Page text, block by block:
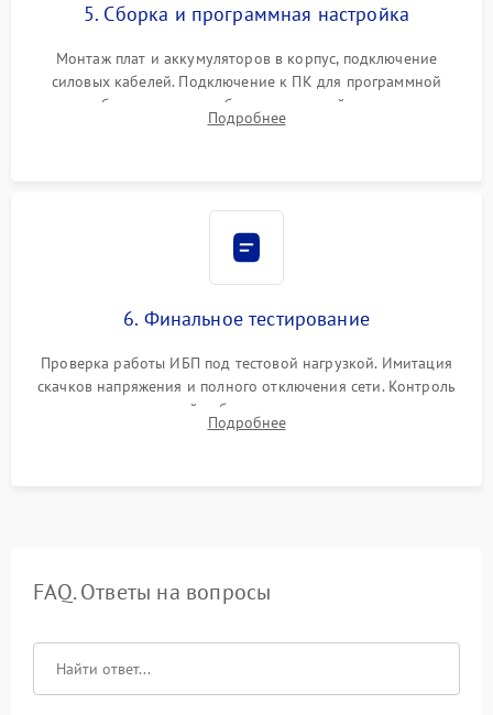
5. Сборка и программная настройка
Монтаж плат и аккумуляторов в корпус, подключение
силовых кабелей. Подключение к ПК для программной
калибровки констант батареи, настройки порогов
срабатывания AVR и сброса счетчиков старения АКБ.
Подробнее
6. Финальное тестирование
Проверка работы ИБП под тестовой нагрузкой. Имитация
скачков напряжения и полного отключения сети. Контроль
времени автономной работы, температурного режима и
корректности формы выходного сигнала.
Подробнее
FAQ. Ответы на вопросы